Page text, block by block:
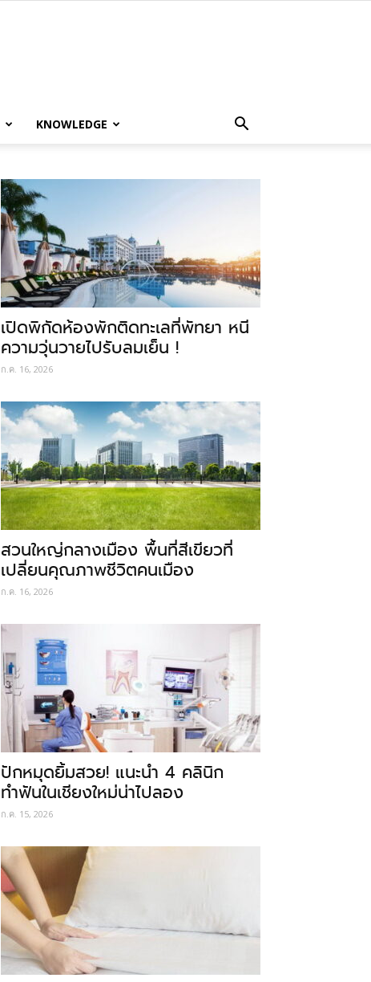
KNOWLEDGE
เปิดพิกัดห้องพักติดทะเลที่พัทยา หนี
ความวุ่นวายไปรับลมเย็น !
ก.ค. 16, 2026
สวนใหญ่กลางเมือง พื้นที่สีเขียวที่
เปลี่ยนคุณภาพชีวิตคนเมือง
ก.ค. 16, 2026
ปักหมุดยิ้มสวย! แนะนำ 4 คลินิก
ทำฟันในเชียงใหม่น่าไปลอง
ก.ค. 15, 2026